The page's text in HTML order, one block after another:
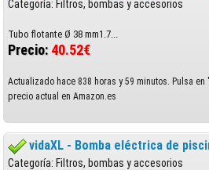
Categoría: Filtros, bombas y accesorios
Tubo flotante Ø 38 mm1.7...
Precio: 40.52€
Actualizado hace 838 horas y 59 minutos. Pulsa
precio actual en Amazon.es
vidaXL - Bomba eléctrica de
Categoría: Filtros, bombas y accesorios